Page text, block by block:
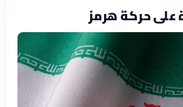
على حركة هرمز